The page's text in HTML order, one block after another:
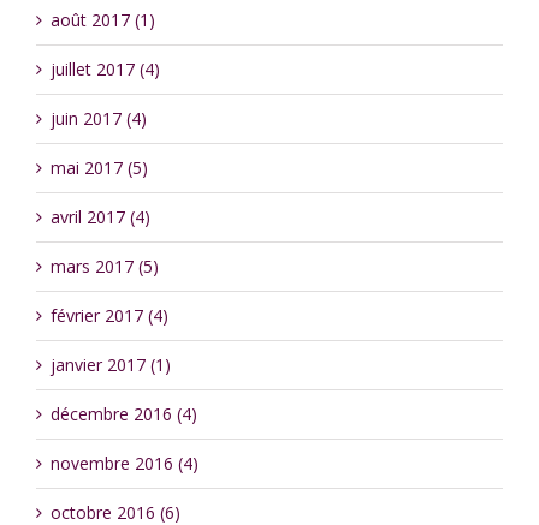
août 2017 (1)
juillet 2017 (4)
juin 2017 (4)
mai 2017 (5)
avril 2017 (4)
mars 2017 (5)
février 2017 (4)
janvier 2017 (1)
décembre 2016 (4)
novembre 2016 (4)
octobre 2016 (6)